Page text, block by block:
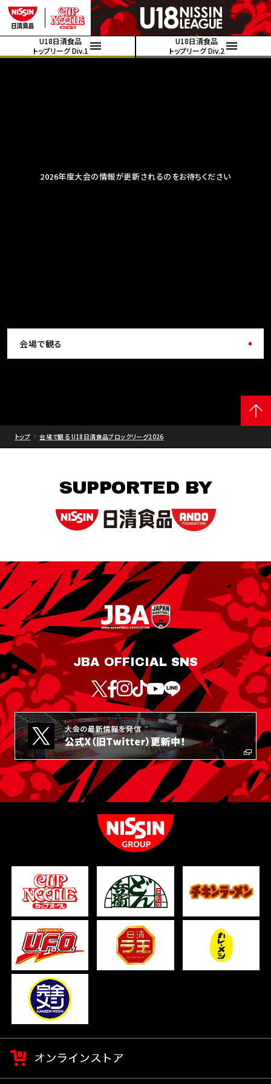
U18日清食品
トップリーグ Div.1
U18日清食品
トップリーグ Div.2
2026年度大会の情報が更新されるのをお待ちください
会場で観る
トップ 会場で観る U18日清食品ブロックリーグ2026
SUPPORTED BY
JBA OFFICIAL SNS